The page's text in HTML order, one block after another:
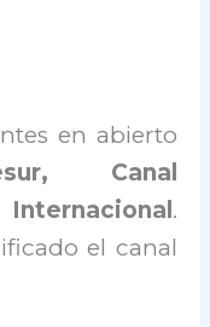
en abierto
Canal
Internacional .
el canal